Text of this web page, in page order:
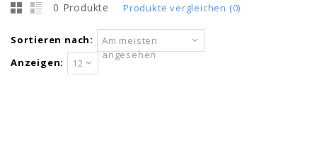
0 Produkte Produkte vergleichen (0)
Sortieren nach:
Am meisten
angesehen
Anzeigen: 12